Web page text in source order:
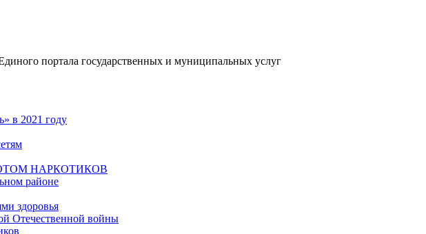
портала государственных и муниципальных услуг
в 2021 году
НАРКОТИКОВ
районе
здоровья
Отечественной войны